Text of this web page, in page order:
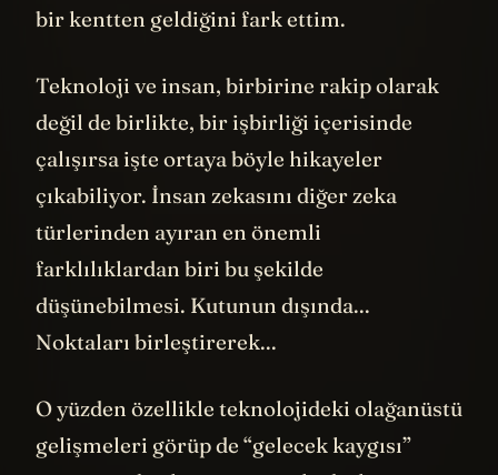
bir kentten geldiğini fark ettim.
Teknoloji ve insan, birbirine rakip olarak
değil de birlikte, bir işbirliği içerisinde
çalışırsa işte ortaya böyle hikayeler
çıkabiliyor. İnsan zekasını diğer zeka
türlerinden ayıran en önemli
farklılıklardan biri bu şekilde
düşünebilmesi. Kutunun dışında...
Noktaları birleştirerek...
O yüzden özellikle teknolojideki olağanüstü
gelişmeleri görüp de “gelecek kaygısı”